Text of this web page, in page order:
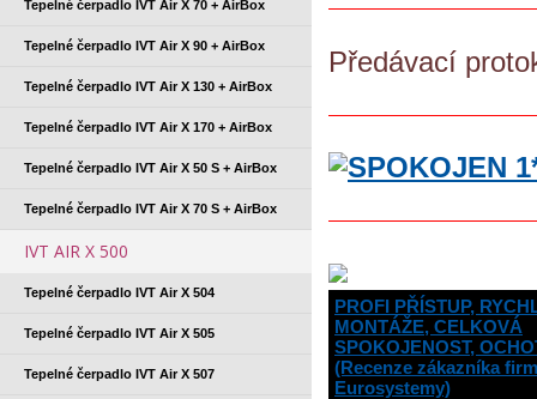
Tepelné čerpadlo IVT Air X 70 + AirBox
Tepelné čerpadlo IVT Air X 90 + AirBox
Tepelné čerpadlo IVT Air X 130 + AirBox
Tepelné čerpadlo IVT Air X 170 + AirBox
Tepelné čerpadlo IVT Air X 50 S + AirBox
Tepelné čerpadlo IVT Air X 70 S + AirBox
IVT AIR X 500
Tepelné čerpadlo IVT Air X 504
Tepelné čerpadlo IVT Air X 505
Tepelné čerpadlo IVT Air X 507
Předávací
PROFI PŘÍSTUP,
MONTÁŽE, CELKOVÁ
SPOKOJENOST,
(Recenze zákazníka
Eurosystemy)